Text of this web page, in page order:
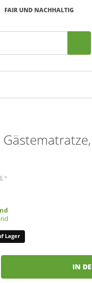
FAIR UND NACHHALTIG
*
Lager
IN